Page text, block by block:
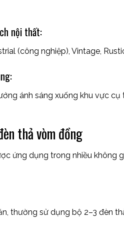
nội thất:
(công nghiệp), Vintage,
ánh sáng xuống khu vực
thả vòm đồng
ứng dụng trong nhiều không
thường sử dụng bộ 2–3 đèn